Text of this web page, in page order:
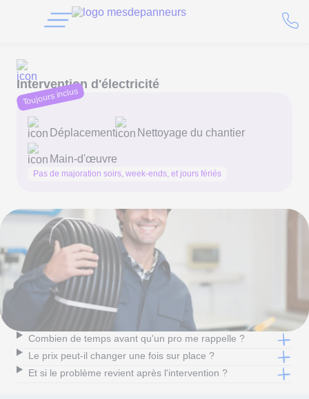
Intervention d'électricité
Toujours inclus
Déplacement Nettoyage du chantier
Main-d'œuvre
Pas de majoration soirs, week-ends, et jours fériés
Combien de temps avant qu'un pro me rappelle ?
Le prix peut-il changer une fois sur place ?
Et si le problème revient après l'intervention ?